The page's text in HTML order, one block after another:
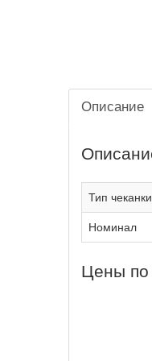
Описание
Тип чеканки
Номинал
Цены по